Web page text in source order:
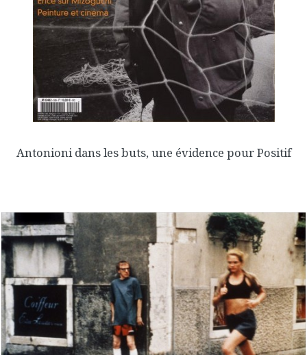
Antonioni dans les buts, une évidence pour Positif